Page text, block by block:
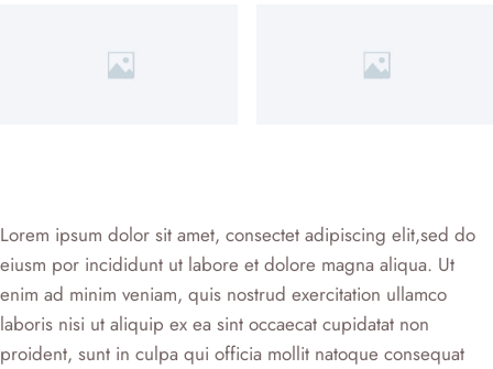
Lorem ipsum dolor sit amet, consectet adipiscing elit,sed do
eiusm por incididunt ut labore et dolore magna aliqua. Ut
enim ad minim veniam, quis nostrud exercitation ullamco
laboris nisi ut aliquip ex ea sint occaecat cupidatat non
proident, sunt in culpa qui officia mollit natoque consequat